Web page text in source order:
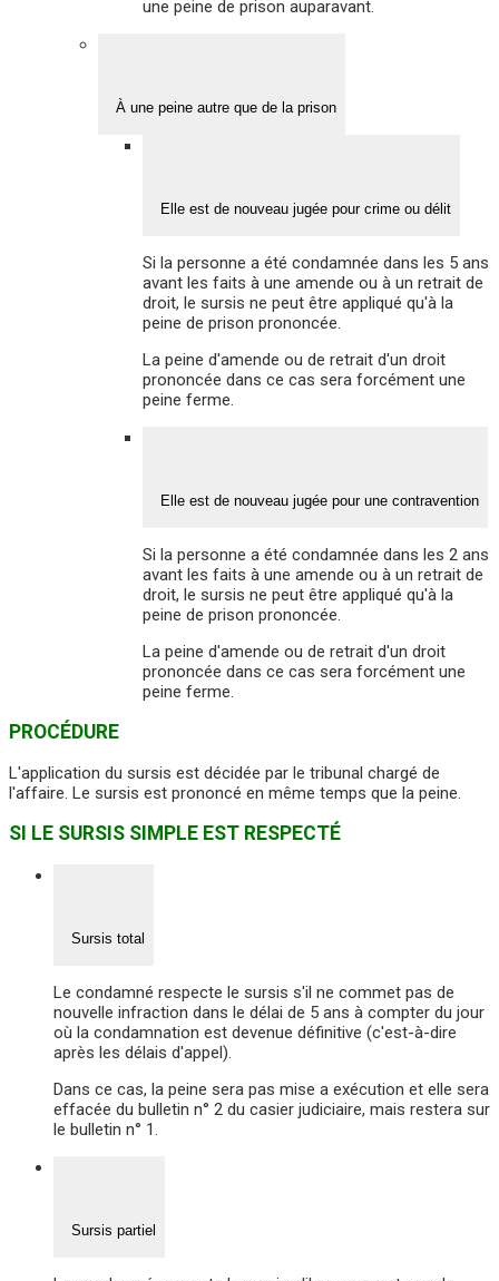
une peine de prison auparavant.
À une peine autre que de la prison
Elle est de nouveau jugée pour crime ou délit
Si la personne a été condamnée dans les 5 ans
avant les faits à une amende ou à un retrait de
droit, le sursis ne peut être appliqué qu'à la
peine de prison prononcée.
La peine d'amende ou de retrait d'un droit
prononcée dans ce cas sera forcément une
peine ferme.
Elle est de nouveau jugée pour une contravention
Si la personne a été condamnée dans les 2 ans
avant les faits à une amende ou à un retrait de
droit, le sursis ne peut être appliqué qu'à la
peine de prison prononcée.
La peine d'amende ou de retrait d'un droit
prononcée dans ce cas sera forcément une
peine ferme.
PROCÉDURE
L'application du sursis est décidée par le tribunal chargé de
l'affaire. Le sursis est prononcé en même temps que la peine.
SI LE SURSIS SIMPLE EST RESPECTÉ
Sursis total
Le condamné respecte le sursis s'il ne commet pas de
nouvelle infraction dans le délai de 5 ans à compter du jour
où la condamnation est devenue définitive (c'est-à-dire
après les délais d'appel).
Dans ce cas, la peine sera pas mise a exécution et elle sera
effacée du bulletin n° 2 du casier judiciaire, mais restera sur
le bulletin n° 1.
Sursis partiel